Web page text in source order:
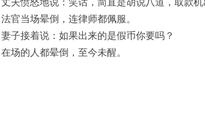
丈夫愤怒地说：笑话，简直是胡说八道，取款
法官当场晕倒，连律师都佩服。
妻子接着说：如果出来的是假币你要吗？
在场的人都晕倒，至今未醒。